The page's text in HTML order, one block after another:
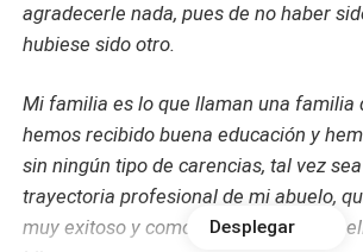
agradecerle nada, pues de no haber
hubiese sido otro.
Mi familia es lo que llaman una familia
hemos recibido buena educación y
sin ningún tipo de carencias, tal vez
trayectoria profesional de mi abuelo,
muy exitoso y como consecuencia de
Desplegar